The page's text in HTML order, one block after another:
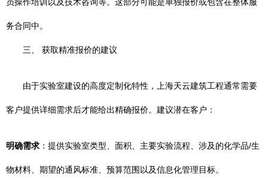
务合同中。
三、 获取精准报价的建议
由于实验室建设的高度定制化特性，上海天云建筑工程通常需要
客户提供详细需求后才能给出精确报价。建议潜在客户：
明确需求 ：提供实验室类型、面积、主要实验流程、涉及的化学品/生
物材料、期望的通风标准、预算范围以及信息化管理目标。